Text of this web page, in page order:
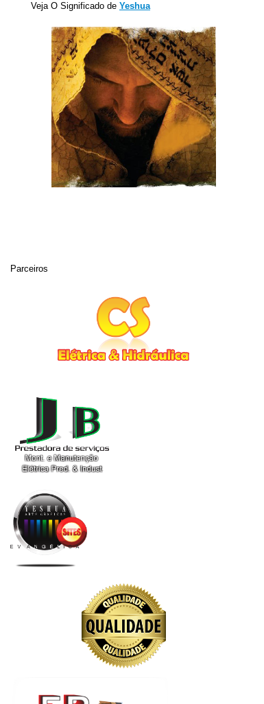
Veja O Significado de Yeshua
Parceiros